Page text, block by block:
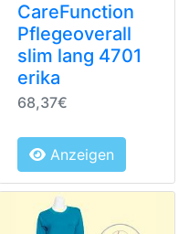
CareFunction
Pflegeoverall
slim lang 4701
erika
68,37€
Anzeigen